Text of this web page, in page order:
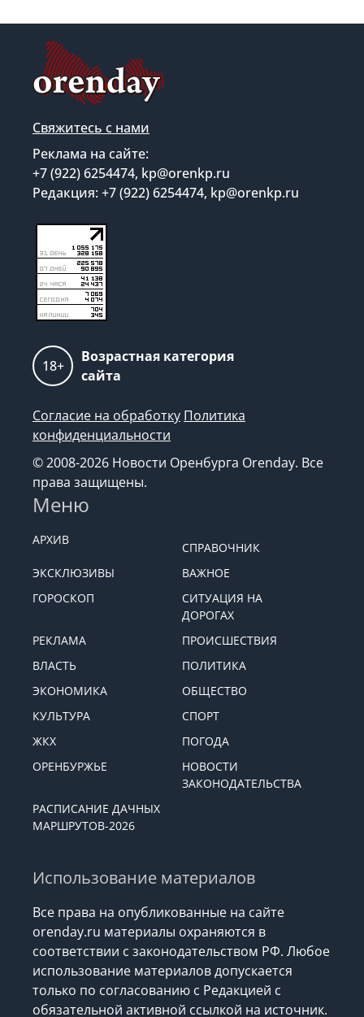
Свяжитесь с нами
Реклама на сайте:
+7 (922) 6254474, kp@orenkp.ru
Редакция: +7 (922) 6254474, kp@orenkp.ru
18+
Возрастная категория
сайта
Согласие на обработку Политика
конфиденциальности
© 2008-2026 Новости Оренбурга Orenday. Все
права защищены.
Меню
АРХИВ
СПРАВОЧНИК
ЭКСКЛЮЗИВЫ
ВАЖНОЕ
ГОРОСКОП
СИТУАЦИЯ НА
ДОРОГАХ
РЕКЛАМА
ПРОИСШЕСТВИЯ
ВЛАСТЬ
ПОЛИТИКА
ЭКОНОМИКА
ОБЩЕСТВО
КУЛЬТУРА
СПОРТ
ЖКХ
ПОГОДА
ОРЕНБУРЖЬЕ
НОВОСТИ
ЗАКОНОДАТЕЛЬСТВА
РАСПИСАНИЕ ДАЧНЫХ
МАРШРУТОВ-2026
Использование материалов
Все права на опубликованные на сайте
orenday.ru материалы охраняются в
соответствии с законодательством РФ. Любое
использование материалов допускается
только по согласованию с Редакцией с
обязательной активной ссылкой на источник.